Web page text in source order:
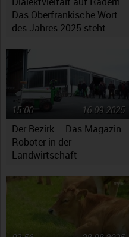
Das Oberfränkische Wort
des Jahres 2025 steht
Der Bezirk – Das Magazin:
Roboter in der
Landwirtschaft
16.09.2025
15:00